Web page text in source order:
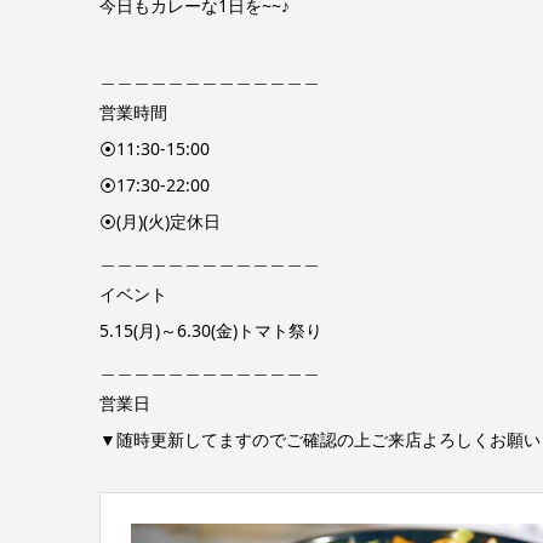
今日もカレーな1日を~~♪
営業時間
⦿11:30-15:00
⦿17:30-22:00
⦿(月)(火)定休日
イベント
5.15(月)～6.30(金)トマト祭り
営業日
▼随時更新してますのでご確認の上ご来店よろしくお願